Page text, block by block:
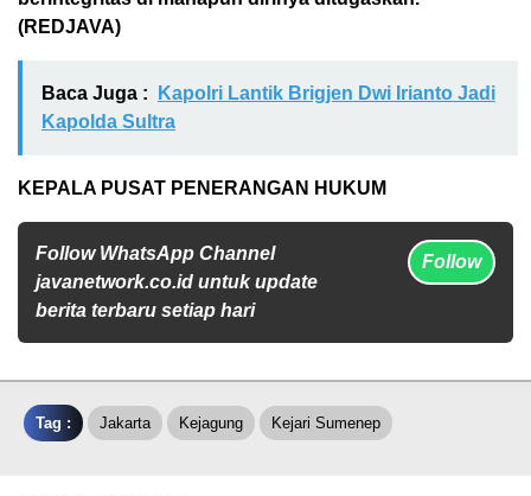
(REDJAVA)
Baca Juga :
Kapolri Lantik Brigjen Dwi Irianto Jadi
Kapolda Sultra
KEPALA PUSAT PENERANGAN HUKUM
Follow WhatsApp Channel
javanetwork.co.id untuk update
berita terbaru setiap hari
Follow
Tag : Jakarta Kejagung Kejari Sumenep